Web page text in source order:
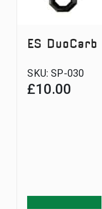
ES DuoCarb
SKU: SP-030
£10.00